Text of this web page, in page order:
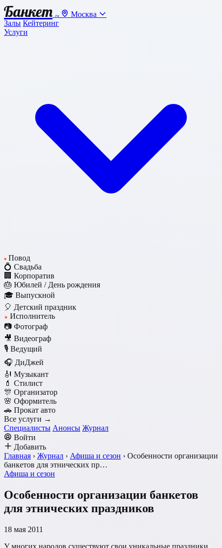
Банкет .ru
Москва
Залы Кейтеринг
Услуги
♥ Повод
💍 Свадьба
🏢 Корпоратив
🎂 Юбилей / День рождения
🎓 Выпускной
🎈 Детский праздник
★ Исполнитель
📷 Фотограф
🎥 Видеограф
🎙️ Ведущий
🎧 ДиДжей
🎻 Музыкант
💄 Стилист
🎊 Организатор
🌸 Оформитель
🚗 Прокат авто
Все услуги →
Специалисты Анонсы Журнал
Войти
Добавить
Главная › Журнал › Афиша и сезон › Особенности организации
банкетов для этнических пр…
Афиша и сезон
Особенности организации банкетов
для этнических праздников
18 мая 2011
У многих народов существуют свои уникальные праздники.